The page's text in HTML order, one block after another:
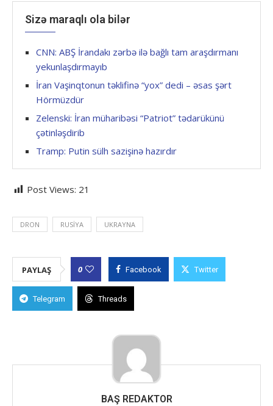
Sizə maraqlı ola bilər
CNN: ABŞ İrandakı zərbə ilə bağlı tam araşdırmanı
yekunlaşdırmayıb
İran Vaşinqtonun təklifinə “yox” dedi – əsas şərt
Hörmüzdür
Zelenski: İran müharibəsi “Patriot” tədarükünü
çətinləşdirib
Tramp: Putin sülh sazişinə hazırdır
Post Views: 21
DRON RUSIYA UKRAYNA
PAYLAŞ 0 Facebook Twitter
Telegram Threads
BAŞ REDAKTOR